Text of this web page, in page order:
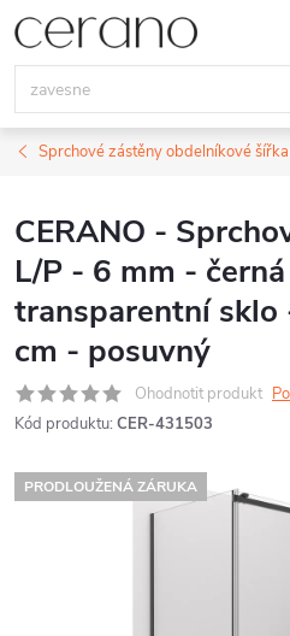
Přejít
na
obsah
Sprchové zástěny obdelníkové
CERANO -
L/P - 6 mm -
transparentní
cm - posuvný
Ohodnotit produkt
Kód produktu: CER-431503
PRODLOUŽENÁ ZÁRUKA